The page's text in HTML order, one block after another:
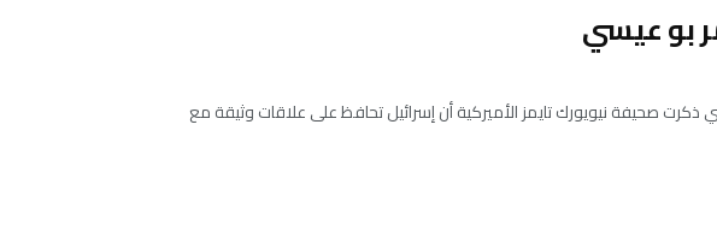
بو عيسي
ذكرت صحيفة نيويورك تايمز الأميركية أن إسرائيل تحافظ على علاقات وثيقة مع